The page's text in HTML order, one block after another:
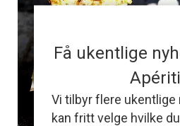
Få ukentlige
Vi tilbyr flere ukentlige
kan fritt velge hvilke